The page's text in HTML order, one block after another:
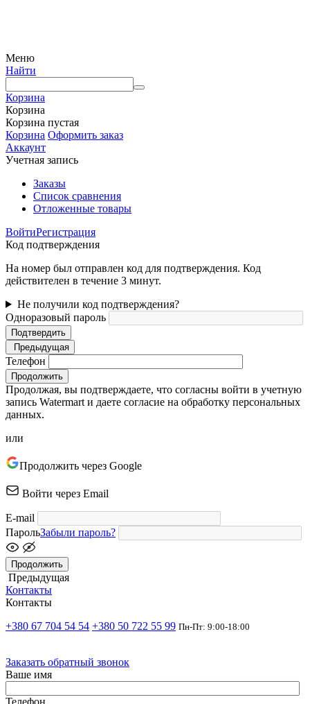
Меню
Найти
Корзина
Корзина
Корзина пустая
Корзина Оформить заказ
Аккаунт
Учетная запись
Заказы
Список сравнения
Отложенные товары
ВойтиРегистрация
Код подтверждения
На номер был отправлен код для подтверждения. Код
действителен в течение 3 минут.
Не получили код подтверждения?
Одноразовый пароль
Подтвердить
Предыдущая
Телефон
Продолжить
Продолжая, вы подтверждаете, что согласны войти в учетную
запись Watermart и даете согласие на обработку персональных
данных.
или
Продолжить через Google
Войти через Email
E-mail
ПарольЗабыли пароль?
Продолжить
Предыдущая
Контакты
Контакты
+380 67 704 54 54 +380 50 722 55 99 Пн-Пт: 9:00-18:00
Заказать обратный звонок
Ваше имя
Телефон